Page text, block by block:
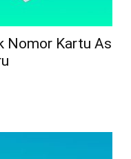
Nomor Kartu As